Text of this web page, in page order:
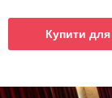
Купити